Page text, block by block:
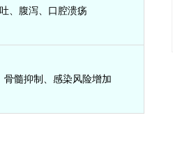
、腹泻、口腔溃疡
骨髓抑制、感染风险增加